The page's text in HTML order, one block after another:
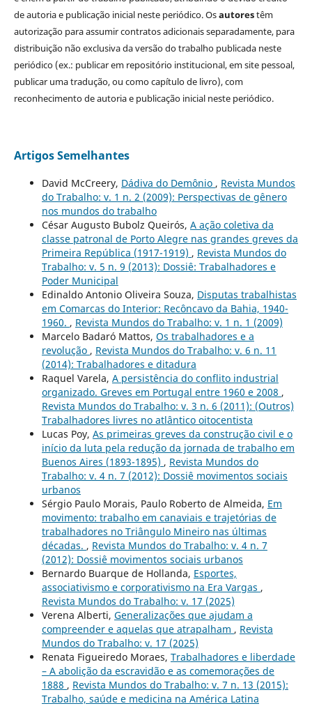
de autoria e publicação inicial neste periódico. Osautorestêm
autorização para assumir contratos adicionais separadamente, para
distribuição não exclusiva da versão do trabalho publicada neste
periódico (ex.: publicar em repositório institucional, em site pessoal,
publicar uma tradução, ou como capítulo de livro), com
reconhecimento de autoria e publicação inicial neste periódico.
Artigos Semelhantes
David McCreery, Dádiva do Demônio , Revista Mundos
do Trabalho: v. 1 n. 2 (2009): Perspectivas de gênero
nos mundos do trabalho
César Augusto Bubolz Queirós, A ação coletiva da
classe patronal de Porto Alegre nas grandes greves da
Primeira República (1917-1919) , Revista Mundos do
Trabalho: v. 5 n. 9 (2013): Dossiê: Trabalhadores e
Poder Municipal
Edinaldo Antonio Oliveira Souza, Disputas trabalhistas
em Comarcas do Interior: Recôncavo da Bahia, 1940-
1960. , Revista Mundos do Trabalho: v. 1 n. 1 (2009)
Marcelo Badaró Mattos, Os trabalhadores e a
revolução , Revista Mundos do Trabalho: v. 6 n. 11
(2014): Trabalhadores e ditadura
Raquel Varela, A persistência do conflito industrial
organizado. Greves em Portugal entre 1960 e 2008 ,
Revista Mundos do Trabalho: v. 3 n. 6 (2011): (Outros)
Trabalhadores livres no atlântico oitocentista
Lucas Poy, As primeiras greves da construção civil e o
início da luta pela redução da jornada de trabalho em
Buenos Aires (1893-1895) , Revista Mundos do
Trabalho: v. 4 n. 7 (2012): Dossiê movimentos sociais
urbanos
Sérgio Paulo Morais, Paulo Roberto de Almeida, Em
movimento: trabalho em canaviais e trajetórias de
trabalhadores no Triângulo Mineiro nas últimas
décadas. , Revista Mundos do Trabalho: v. 4 n. 7
(2012): Dossiê movimentos sociais urbanos
Bernardo Buarque de Hollanda, Esportes,
associativismo e corporativismo na Era Vargas ,
Revista Mundos do Trabalho: v. 17 (2025)
Verena Alberti, Generalizações que ajudam a
compreender e aquelas que atrapalham , Revista
Mundos do Trabalho: v. 17 (2025)
Renata Figueiredo Moraes, Trabalhadores e liberdade
– A abolição da escravidão e as comemorações de
1888 , Revista Mundos do Trabalho: v. 7 n. 13 (2015):
Trabalho, saúde e medicina na América Latina